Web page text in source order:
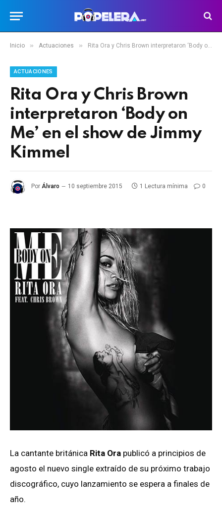
Inicio » Actuaciones » Rita Ora y Chris Brown interpretaron ‘Body on Me’ en el show de Jimmy Kimmel
ACTUACIONES
Rita Ora y Chris Brown
interpretaron ‘Body on
Me’ en el show de Jimmy
Kimmel
Por Álvaro 10 septiembre 2015 1 Lectura mínima 0
La cantante británica Rita Ora publicó a principios de
agosto el nuevo single extraído de su próximo trabajo
discográfico, cuyo lanzamiento se espera a finales de
año.